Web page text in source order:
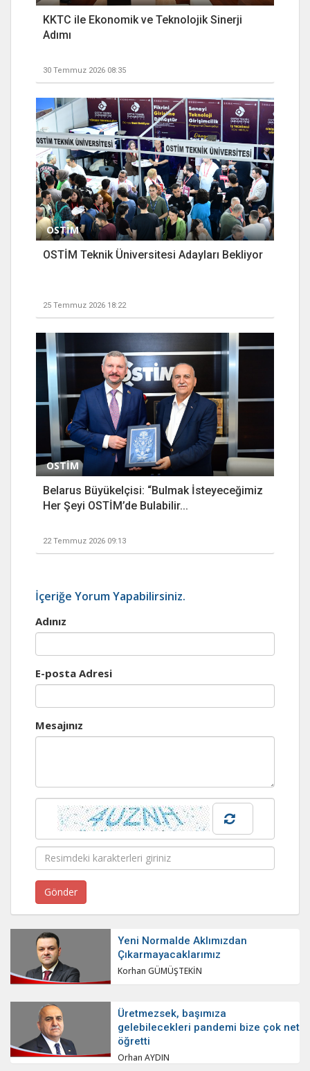
KKTC ile Ekonomik ve Teknolojik Sinerji
Adımı
30 Temmuz 2026 08:35
OSTİM
OSTİM Teknik Üniversitesi Adayları Bekliyor
25 Temmuz 2026 18:22
OSTİM
Belarus Büyükelçisi: “Bulmak İsteyeceğimiz
Her Şeyi OSTİM’de Bulabilir...
22 Temmuz 2026 09:13
İçeriğe Yorum Yapabilirsiniz.
Adınız
E-posta Adresi
Mesajınız
Yeni Normalde Aklımızdan
Çıkarmayacaklarımız
Korhan GÜMÜŞTEKİN
Üretmezsek, başımıza
gelebilecekleri pandemi bize çok net
öğretti
Orhan AYDIN